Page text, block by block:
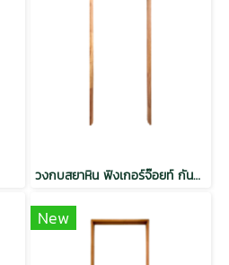
วงกบสยาหิน ฟิงเกอร์จ๊อยท์ กันปลวก H3.2
New